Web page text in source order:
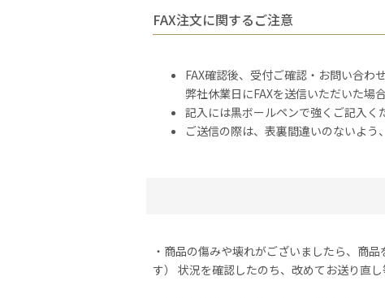
FAX注文に関するご注意
FAX確認後、受付ご確認・お問い合わ
弊社休業日にFAXを送信いただいた場
記入には黒ボールペンで強くご記入く
ご送信の際は、表裏間違いのないよう
・商品の傷みや壊れがございましたら、商
す） 状況を確認したのち、改めてお送り直